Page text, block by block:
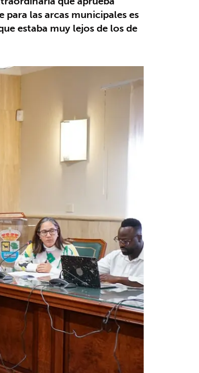
las arcas municipales es
estaba muy lejos de los de